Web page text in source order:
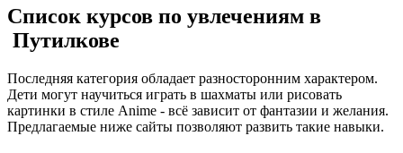
Список курсов по увлечениям в
Путилкове
Последняя категория обладает разносторонним характером.
Дети могут научиться играть в шахматы или рисовать
картинки в стиле Anime - всё зависит от фантазии и желания.
Предлагаемые ниже сайты позволяют развить такие навыки.